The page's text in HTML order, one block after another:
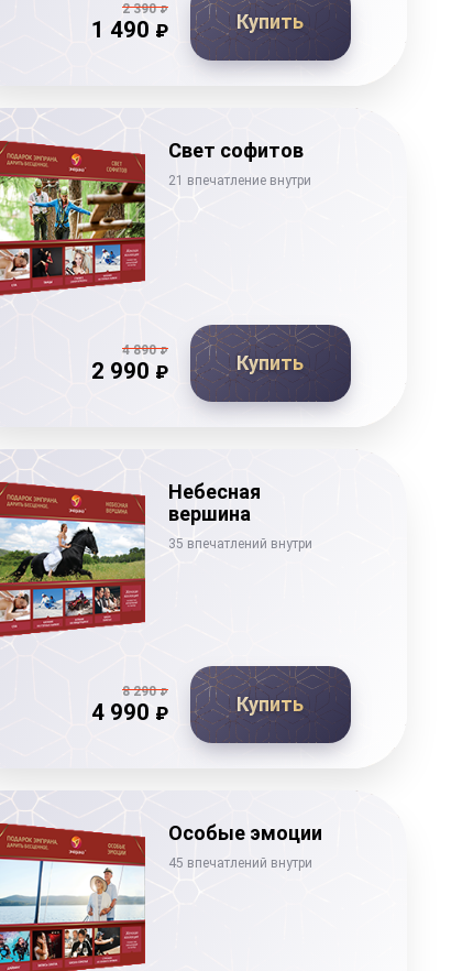
2 390₽
1 490 ₽ Купить
Свет софитов
21 впечатление внутри
4 890₽
2 990 ₽ Купить
Небесная
вершина
35 впечатлений внутри
8 290₽
4 990 ₽ Купить
Особые эмоции
45 впечатлений внутри